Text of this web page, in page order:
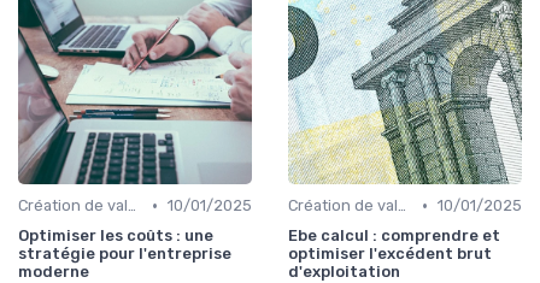
Création de valeur & rentabilité • 10/01/2025
Optimiser les coûts : une
stratégie pour l'entreprise
moderne
Création de valeur & rentabilité • 10/01/2025
Ebe calcul : comprendre et
optimiser l'excédent brut
d'exploitation